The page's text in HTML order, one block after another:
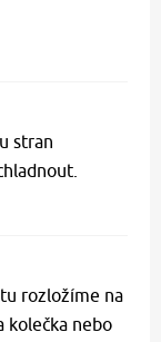
stran
rozložíme na
kolečka nebo